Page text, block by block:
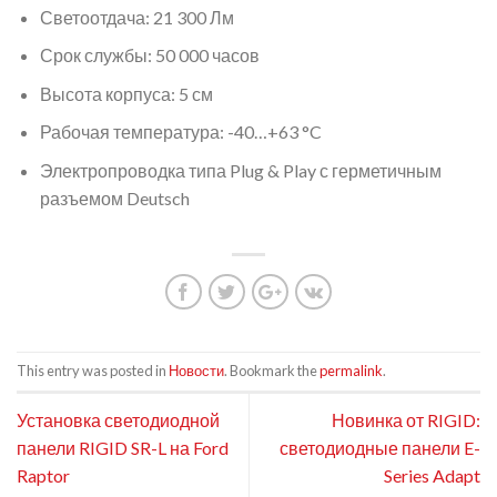
Светоотдача: 21 300 Лм
Срок службы: 50 000 часов
Высота корпуса: 5 см
Рабочая температура: -40…+63 °C
Электропроводка типа Plug & Play с герметичным
разъемом Deutsch
This entry was posted in Новости. Bookmark thepermalink.
Установка светодиодной
панели RIGID SR-L на Ford
Raptor
Новинка от RIGID:
светодиодные панели E-
Series Adapt